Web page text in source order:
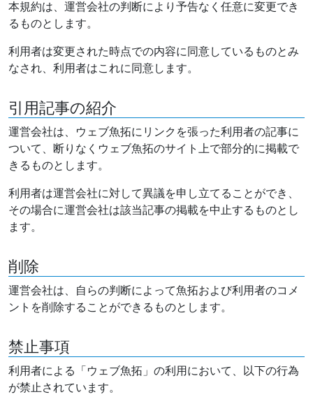
本規約は、運営会社の判断により予告なく任意に変更でき
るものとします。
利用者は変更された時点での内容に同意しているものとみ
なされ、利用者はこれに同意します。
引用記事の紹介
運営会社は、ウェブ魚拓にリンクを張った利用者の記事に
ついて、断りなくウェブ魚拓のサイト上で部分的に掲載で
きるものとします。
利用者は運営会社に対して異議を申し立てることができ、
その場合に運営会社は該当記事の掲載を中止するものとし
ます。
削除
運営会社は、自らの判断によって魚拓および利用者のコメ
ントを削除することができるものとします。
禁止事項
利用者による「ウェブ魚拓」の利用において、以下の行為
が禁止されています。